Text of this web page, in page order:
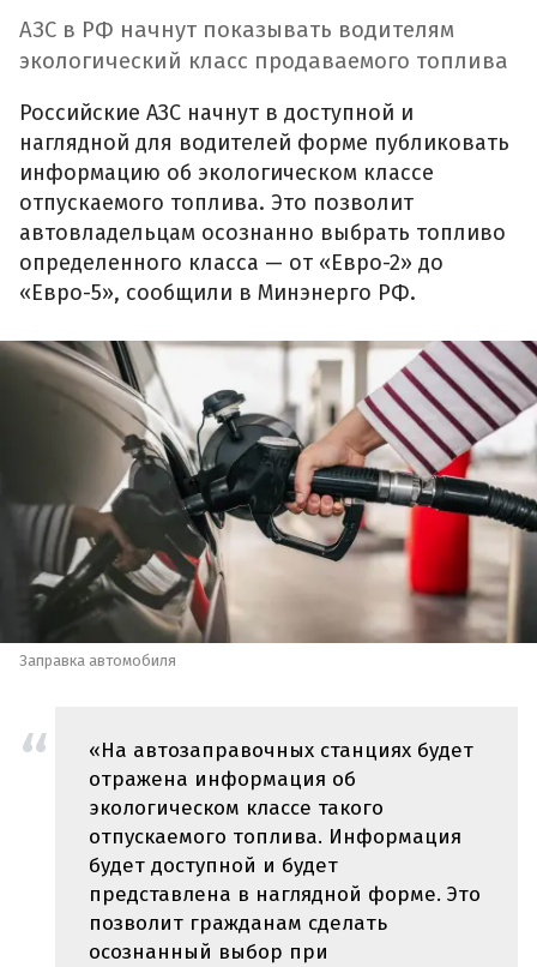
АЗС в РФ начнут показывать водителям
экологический класс продаваемого топлива
Российские АЗС начнут в доступной и
наглядной для водителей форме публиковать
информацию об экологическом классе
отпускаемого топлива. Это позволит
автовладельцам осознанно выбрать топливо
определенного класса — от «Евро-2» до
«Евро-5», сообщили в Минэнерго РФ.
Заправка автомобиля
«На автозаправочных станциях будет
отражена информация об
экологическом классе такого
отпускаемого топлива. Информация
будет доступной и будет
представлена в наглядной форме. Это
позволит гражданам сделать
осознанный выбор при